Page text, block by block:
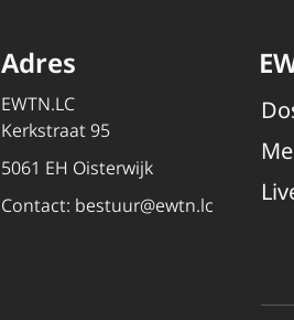
Adres
EWTN.LC
Kerkstraat 95
5061 EH Oisterwijk
Contact: bestuur@ewtn.lc